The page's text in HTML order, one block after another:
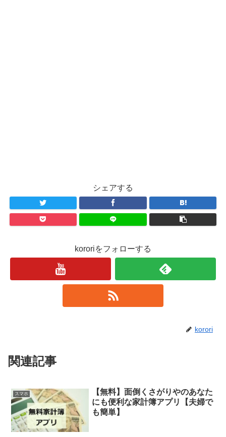
シェアする
kororiをフォローする
korori
関連記事
スマホ
【無料】面倒くさがりやのあなた
にも便利な家計簿アプリ【夫婦で
も簡単】